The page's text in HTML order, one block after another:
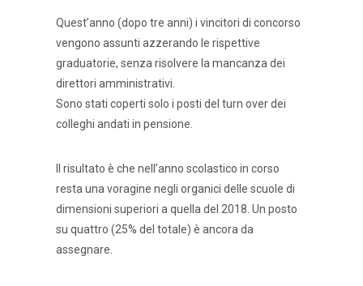
Quest’anno (dopo tre anni) i vincitori di concorso
vengono assunti azzerando le rispettive
graduatorie, senza risolvere la mancanza dei
direttori amministrativi.
Sono stati coperti solo i posti del turn over dei
colleghi andati in pensione.
Il risultato è che nell’anno scolastico in corso
resta una voragine negli organici delle scuole di
dimensioni superiori a quella del 2018. Un posto
su quattro (25% del totale) è ancora da
assegnare.